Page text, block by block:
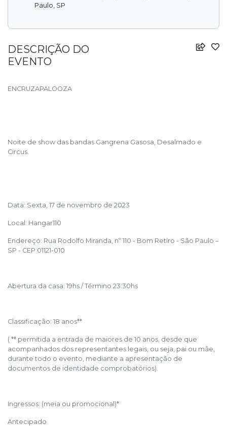
Paulo, SP
DESCRIÇÃO DO
EVENTO
ENCRUZAPALOOZA
Noite de show das bandas Gangrena Gasosa, Desalmado e
Circus.
Data: Sexta, 17 de novembro de 2023
Local: Hangar110
Endereço: Rua Rodolfo Miranda, nº 110 - Bom Retiro - São Paulo –
SP - CEP 01121-010
Abertura da casa: 19hs / Término 23:30hs
Classificação: 18 anos**
( ** permitida a entrada de maiores de 10 anos, desde que
acompanhados dos representantes legais, ou seja, pai ou mãe,
durante todo o evento, mediante a apresentação de
documentos de identidade comprobatórios).
Ingressos: (meia ou promocional)*
Antecipado